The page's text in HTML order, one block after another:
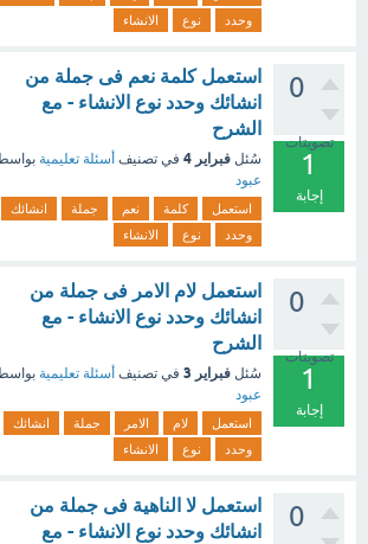
وحدد
نوع الانشاء
0
تصويتات
1
إجابة
استعمل كلمة نعم فى جملة من
انشائك وحدد نوع الانشاء - مع
الشرح
سُئل فبراير 4 في تصنيف أسئلة تعليمية
عبود
استعمل كلمة نعم جملة
انشائك
وحدد
نوع الانشاء
0
تصويتات
1
إجابة
استعمل لام الامر فى جملة من
انشائك وحدد نوع الانشاء - مع
الشرح
سُئل فبراير 3 في تصنيف أسئلة تعليمية
عبود
استعمل لام الامر جملة
انشائك
وحدد
نوع الانشاء
0
استعمل لا الناهية فى جملة من
انشائك وحدد نوع الانشاء - مع